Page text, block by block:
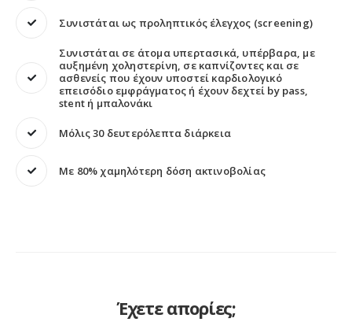
Συνιστάται ως προληπτικός έλεγχος (screening)
Συνιστάται σε άτομα υπερτασικά, υπέρβαρα, με
αυξημένη χοληστερίνη, σε καπνίζοντες και σε
ασθενείς που έχουν υποστεί καρδιολογικό
επεισόδιο εμφράγματος ή έχουν δεχτεί by pass,
stent ή μπαλονάκι
Μόλις 30 δευτερόλεπτα διάρκεια
Με 80% χαμηλότερη δόση ακτινοβολίας
Έχετε απορίες;